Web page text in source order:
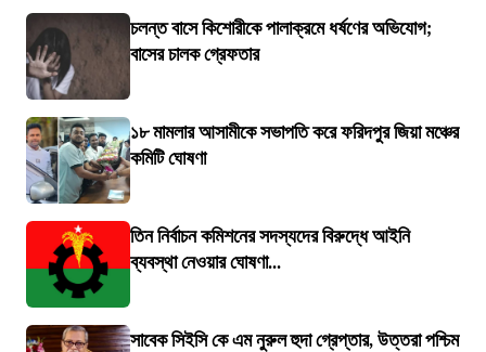
চলন্ত বাসে কিশোরীকে পালাক্রমে ধর্ষণের অভিযোগ;
বাসের চালক গ্রেফতার
১৮ মামলার আসামীকে সভাপতি করে ফরিদপুর জিয়া মঞ্চের
কমিটি ঘোষণা
তিন নির্বাচন কমিশনের সদস্যদের বিরুদ্ধে আইনি
ব্যবস্থা নেওয়ার ঘোষণা...
সাবেক সিইসি কে এম নুরুল হুদা গ্রেপ্তার, উত্তরা পশ্চিম